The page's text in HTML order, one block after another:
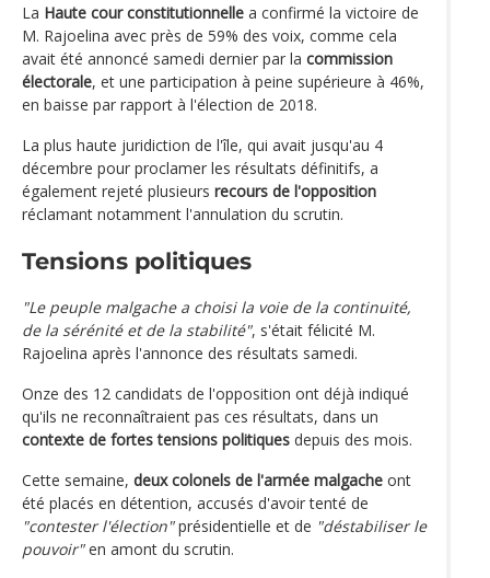
La Haute cour constitutionnelle a confirmé la victoire de
M. Rajoelina avec près de 59% des voix, comme cela
avait été annoncé samedi dernier par la commission
électorale, et une participation à peine supérieure à 46%,
en baisse par rapport à l'élection de 2018.
La plus haute juridiction de l'île, qui avait jusqu'au 4
décembre pour proclamer les résultats définitifs, a
également rejeté plusieurs recours de l'opposition
réclamant notamment l'annulation du scrutin.
Tensions politiques
"Le peuple malgache a choisi la voie de la continuité,
de la sérénité et de la stabilité", s'était félicité M.
Rajoelina après l'annonce des résultats samedi.
Onze des 12 candidats de l'opposition ont déjà indiqué
qu'ils ne reconnaîtraient pas ces résultats, dans un
contexte de fortes tensions politiques depuis des mois.
Cette semaine, deux colonels de l'armée malgache ont
été placés en détention, accusés d'avoir tenté de
"contester l'élection"présidentielle et de "déstabiliser le
pouvoir"en amont du scrutin.